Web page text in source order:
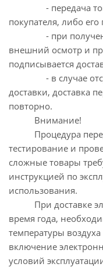
- передача
покупателя, либо
- при получении
внешний осмотр и
подписывается
- в случае
доставки, доставка
повторно.
Внимание!
Процедура
тестирование и
сложные товары
инструкцией по
использования.
При доставке
время года,
температуры
включение
условий